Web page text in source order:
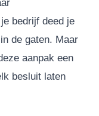
bedrijf deed je
de gaten. Maar
aanpak een
besluit laten